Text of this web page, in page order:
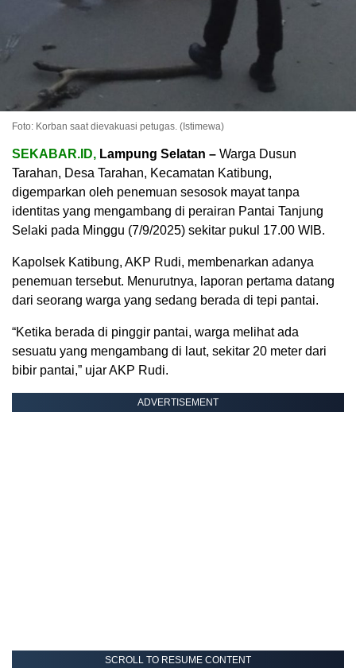
Foto: Korban saat dievakuasi petugas. (Istimewa)
SEKABAR.ID, Lampung Selatan – Warga Dusun
Tarahan, Desa Tarahan, Kecamatan Katibung,
digemparkan oleh penemuan sesosok mayat tanpa
identitas yang mengambang di perairan Pantai Tanjung
Selaki pada Minggu (7/9/2025) sekitar pukul 17.00 WIB.
Kapolsek Katibung, AKP Rudi, membenarkan adanya
penemuan tersebut. Menurutnya, laporan pertama datang
dari seorang warga yang sedang berada di tepi pantai.
“Ketika berada di pinggir pantai, warga melihat ada
sesuatu yang mengambang di laut, sekitar 20 meter dari
bibir pantai,” ujar AKP Rudi.
ADVERTISEMENT
SCROLL TO RESUME CONTENT